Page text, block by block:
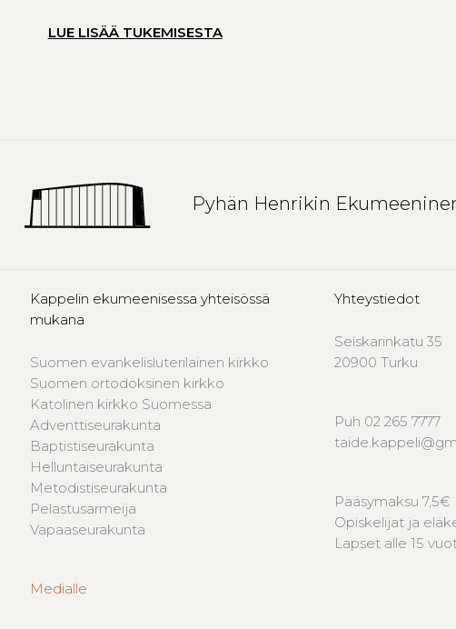
LUE LISÄÄ TUKEMISESTA
Pyhän Henrikin
Kappelin ekumeenisessa yhteisössä
mukana
Suomen evankelisluterilainen kirkko
Suomen ortodoksinen kirkko
Katolinen kirkko Suomessa
Adventtiseurakunta
Baptistiseurakunta
Helluntaiseurakunta
Metodistiseurakunta
Pelastusarmeija
Vapaaseurakunta
Medialle
Yhteystiedot
Seiskarinkatu 35
20900 Turku
Puh 02 265 7777
Pääsymaksu 7,5€
Opiskelijat ja
Lapset alle 15